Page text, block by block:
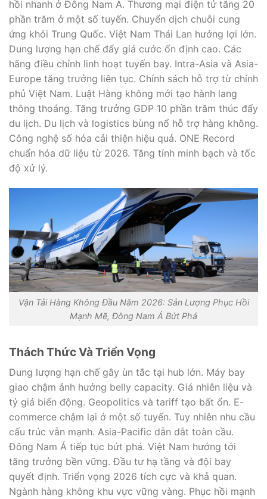
hồi nhanh ở Đông Nam Á. Thương mại điện tử tăng 20
phần trăm ở một số tuyến. Chuyển dịch chuỗi cung
ứng khỏi Trung Quốc. Việt Nam Thái Lan hưởng lợi lớn.
Dung lượng hạn chế đẩy giá cước ổn định cao. Các
hãng điều chỉnh linh hoạt tuyến bay. Intra-Asia và Asia-
Europe tăng trưởng liên tục. Chính sách hỗ trợ từ chính
phủ Việt Nam. Luật Hàng không mới tạo hành lang
thông thoáng. Tăng trưởng GDP 10 phần trăm thúc đẩy
du lịch. Du lịch và logistics bùng nổ hỗ trợ hàng không.
Công nghệ số hóa cải thiện hiệu quả. ONE Record
chuẩn hóa dữ liệu từ 2026. Tăng tính minh bạch và tốc
độ xử lý.
Vận Tải Hàng Không Đầu Năm 2026: Sản Lượng Phục Hồi
Mạnh Mẽ, Đông Nam Á Bứt Phá
Thách Thức Và Triển Vọng
Dung lượng hạn chế gây ùn tắc tại hub lớn. Máy bay
giao chậm ảnh hưởng belly capacity. Giá nhiên liệu và
tỷ giá biến động. Geopolitics và tariff tạo bất ổn. E-
commerce chậm lại ở một số tuyến. Tuy nhiên nhu cầu
cấu trúc vẫn mạnh. Asia-Pacific dẫn dắt toàn cầu.
Đông Nam Á tiếp tục bứt phá. Việt Nam hướng tới
tăng trưởng bền vững. Đầu tư hạ tầng và đội bay
quyết định. Triển vọng 2026 tích cực và khả quan.
Ngành hàng không khu vực vững vàng. Phục hồi mạnh